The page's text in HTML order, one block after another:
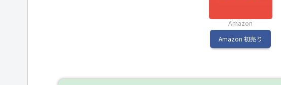
Amazon
Amazon 初売り